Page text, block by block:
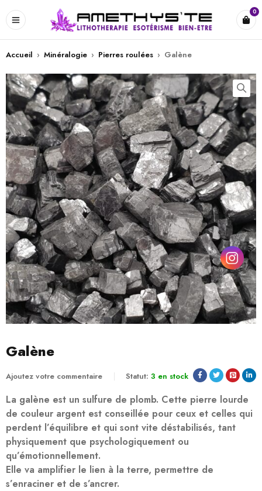
0
Accueil › Minéralogie › Pierres roulées › Galène
Galène
Ajoutez votre commentaire Statut: 3 en stock
La galène est un sulfure de plomb. Cette pierre lourde
de couleur argent est conseillée pour ceux et celles qui
perdent l’équilibre et qui sont vite déstabilisés, tant
physiquement que psychologiquement ou
qu’émotionnellement.
Elle va amplifier le lien à la terre, permettre de
s’enraciner et de s’ancrer.